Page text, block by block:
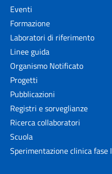
Eventi
Formazione
Laboratori di riferimento
Linee guida
Organismo Notificato
Progetti
Pubblicazioni
Registri e sorveglianze
Ricerca collaboratori
Scuola
Sperimentazione clinica fase I